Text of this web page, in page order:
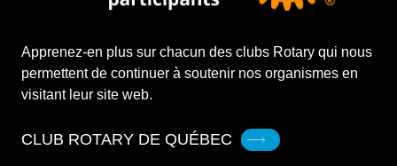
Apprenez-en plus sur chacun des clubs Rotary qui nous
permettent de continuer à soutenir nos organismes en
visitant leur site web.
CLUB ROTARY DE QUÉBEC